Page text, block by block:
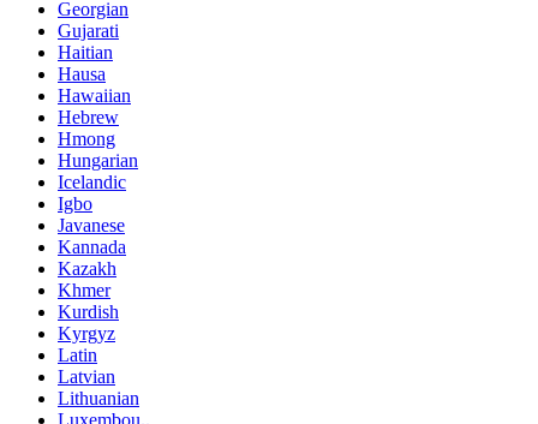
Georgian
Gujarati
Haitian
Hausa
Hawaiian
Hebrew
Hmong
Hungarian
Icelandic
Igbo
Javanese
Kannada
Kazakh
Khmer
Kurdish
Kyrgyz
Latin
Latvian
Lithuanian